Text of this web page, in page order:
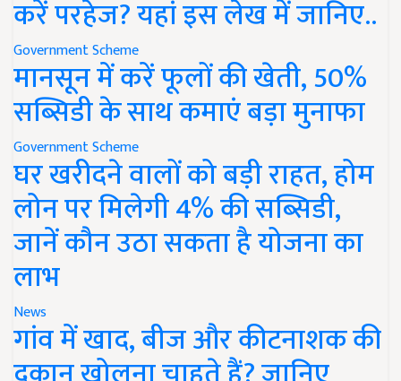
करें परहेज? यहां इस लेख में जानिए..
Government Scheme
मानसून में करें फूलों की खेती, 50%
सब्सिडी के साथ कमाएं बड़ा मुनाफा
Government Scheme
घर खरीदने वालों को बड़ी राहत, होम
लोन पर मिलेगी 4% की सब्सिडी,
जानें कौन उठा सकता है योजना का
लाभ
News
गांव में खाद, बीज और कीटनाशक की